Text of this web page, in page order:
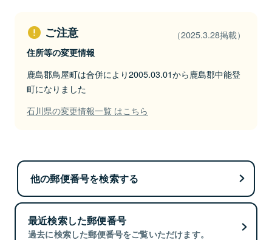
ご注意 （2025.3.28掲載）
住所等の変更情報
鹿島郡鳥屋町は合併により2005.03.01から鹿島郡中能登
町になりました
石川県の変更情報一覧 はこちら
他の郵便番号を検索する
最近検索した郵便番号
過去に検索した郵便番号をご覧いただけます。